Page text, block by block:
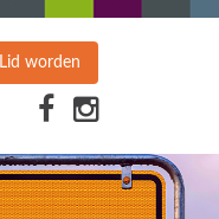
Lid worden